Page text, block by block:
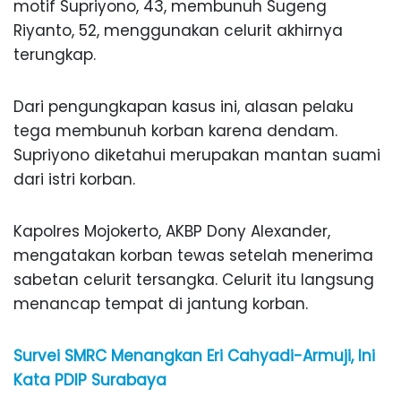
motif Supriyono, 43, membunuh Sugeng
Riyanto, 52, menggunakan celurit akhirnya
terungkap.
Dari pengungkapan kasus ini, alasan pelaku
tega membunuh korban karena dendam.
Supriyono diketahui merupakan mantan suami
dari istri korban.
Kapolres Mojokerto, AKBP Dony Alexander,
mengatakan korban tewas setelah menerima
sabetan celurit tersangka. Celurit itu langsung
menancap tempat di jantung korban.
Survei SMRC Menangkan Eri Cahyadi-Armuji, Ini
Kata PDIP Surabaya